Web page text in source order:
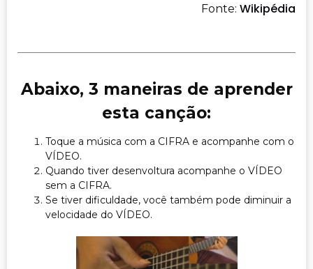
Fonte: Wikipédia
Abaixo, 3 maneiras de aprender
esta canção:
Toque a música com a CIFRA e acompanhe com o
VÍDEO.
Quando tiver desenvoltura acompanhe o VÍDEO
sem a CIFRA.
Se tiver dificuldade, você também pode diminuir a
velocidade do VÍDEO.